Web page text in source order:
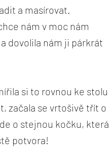
a masírovat.
nám v moc nám
dovolila nám ji párkrát
si to rovnou ke stolu
začala se vrtošivě třít o
o stejnou kočku, která
potvora!